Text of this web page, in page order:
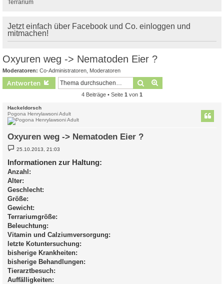
Terrarium
Jetzt einfach über Facebook und Co. einloggen und
mitmachen!
Oxyuren weg -> Nematoden Eier ?
Moderatoren: Co-Administratoren Moderatoren
Antworten Suche
4 Beiträge • Seite 1 von 1
Hackeldorsch
Pogona Henrylawsoni Adult
Oxyuren weg -> Nematoden Eier ?
B
e
i
t
r
g
25.10.2013, 21:03
Informationen zur Haltung:
Anzahl:
Alter:
Geschlecht:
Größe:
Gewicht:
Terrariumgröße:
Beleuchtung:
Vitamin und Calziumversorgung:
letzte Kotuntersuchung:
bisherige Krankheiten:
bisherige Behandlungen:
Tierarztbesuch:
Auffälligkeiten: